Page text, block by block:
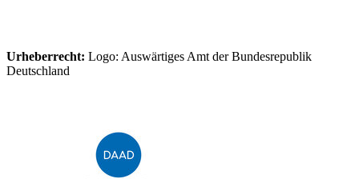
Urheberrecht: Logo: Auswärtiges Amt der Bundesrepublik
Deutschland